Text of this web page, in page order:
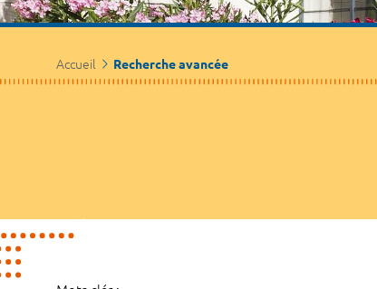
Accueil Recherche avancée